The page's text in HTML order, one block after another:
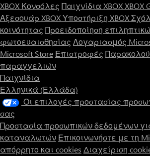
XBOX Κονσόλες Παιχνίδια XBOXXBOX
Αξεσουάρ XBOXΥποστήριξη XBOX
κοινότητας Προειδοποίηση
φωτοευαισθησίας Λογαριασμός
Microsoft Store Επιστροφές
παραγγελιών
Παιχνίδια
Ελληνικά (Ελλάδα)
Οι επιλογές προστασίας
σας
Προστασία προσωπικών δεδομένων
καταναλωτών Επικοινωνήστε με τη
απόρρητο και cookies Διαχείριση